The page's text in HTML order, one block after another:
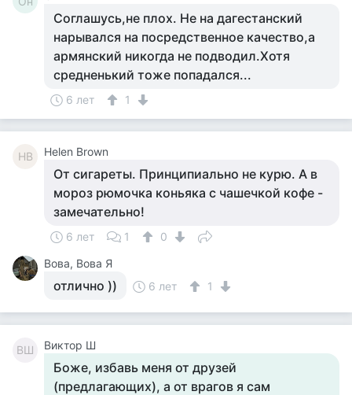
Соглашусь,не плох. Не на дагестанский
нарывался на посредственное качество,а
армянский никогда не подводил.Хотя
средненький тоже попадался...
6 лет 1
HB Helen Brown
От сигареты. Принципиально не курю. А в
мороз рюмочка коньяка с чашечкой кофе -
замечательно!
6 лет 1
0
Вова, Вова Я
отлично )) 6 лет 1
ВШ Виктор Ш
Боже, избавь меня от друзей
(предлагающих), а от врагов я сам